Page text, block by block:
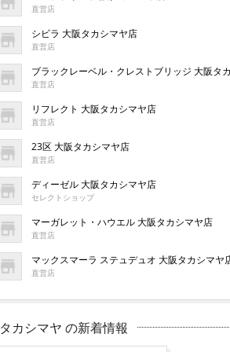
直営店
シビラ 大阪タカシマヤ店
直営店
ブラックレーベル・クレストブリッジ 大阪タ
直営店
リフレクト 大阪タカシマヤ店
直営店
23区 大阪タカシマヤ店
直営店
ディーゼル 大阪タカシマヤ店
セレクトショップ
マーガレット・ハウエル 大阪タカシマヤ店
直営店
マックスマーラ ステュデュオ 大阪タカシマヤ
直営店
カシマヤ の新着情報